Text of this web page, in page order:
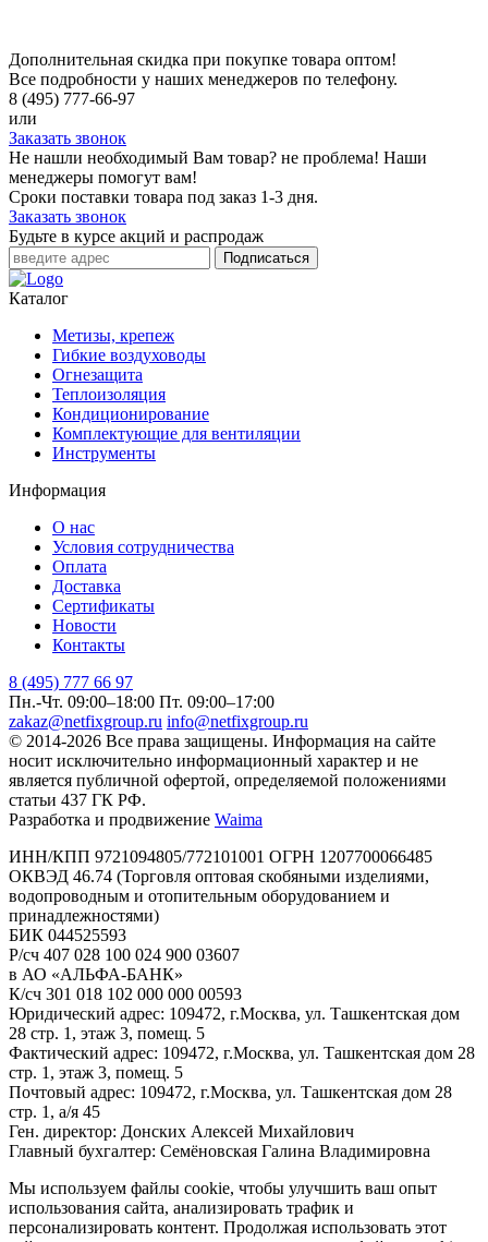
Дополнительная скидка при покупке товара оптом!
Все подробности у наших менеджеров по телефону.
8 (495) 777-66-97
или
Заказать звонок
Не нашли необходимый Вам товар? не проблема! Наши
менеджеры помогут вам!
Сроки поставки товара под заказ 1-3 дня.
Заказать звонок
Будьте в курсе акций и распродаж
Подписаться
Каталог
Метизы, крепеж
Гибкие воздуховоды
Огнезащита
Теплоизоляция
Кондиционирование
Комплектующие для вентиляции
Инструменты
Информация
О нас
Условия сотрудничества
Оплата
Доставка
Сертификаты
Новости
Контакты
8 (495) 777 66 97
Пн.-Чт. 09:00–18:00 Пт. 09:00–17:00
zakaz@netfixgroup.ru info@netfixgroup.ru
© 2014-2026 Все права защищены. Информация на сайте
носит исключительно информационный характер и не
является публичной офертой, определяемой положениями
статьи 437 ГК РФ.
Разработка и продвижение Waima
ИНН/КПП 9721094805/772101001 ОГРН 1207700066485
ОКВЭД 46.74 (Торговля оптовая скобяными изделиями,
водопроводным и отопительным оборудованием и
принадлежностями)
БИК 044525593
Р/сч 407 028 100 024 900 03607
в АО «АЛЬФА-БАНК»
К/сч 301 018 102 000 000 00593
Юридический адрес: 109472, г.Москва, ул. Ташкентская дом
28 стр. 1, этаж 3, помещ. 5
Фактический адрес: 109472, г.Москва, ул. Ташкентская дом 28
стр. 1, этаж 3, помещ. 5
Почтовый адрес: 109472, г.Москва, ул. Ташкентская дом 28
стр. 1, а/я 45
Ген. директор: Донских Алексей Михайлович
Главный бухгалтер: Семёновская Галина Владимировна
Мы используем файлы cookie, чтобы улучшить ваш опыт
использования сайта, анализировать трафик и
персонализировать контент. Продолжая использовать этот